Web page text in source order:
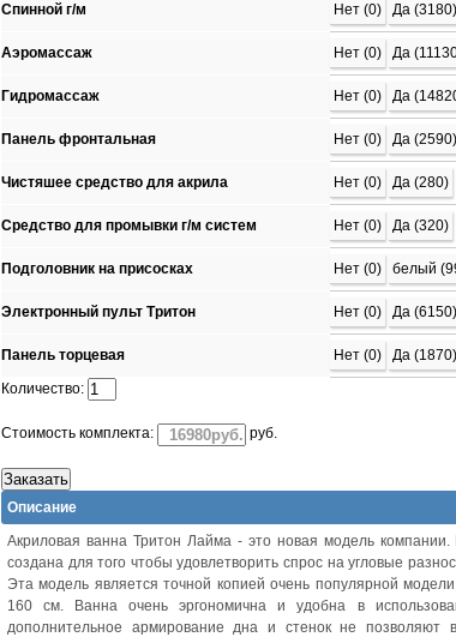
Спинной г/м Нет (0) Да (3180)
Аэромассаж Нет (0) Да
Гидромассаж Нет (0) Да
Панель фронтальная Нет (0) Да (2590)
Чистяшее средство для акрила Нет (0) Да (280)
Средство для промывки г/м систем Нет (0) Да (320)
Подголовник на присосках Нет (0) белый
Электронный пульт Тритон Нет (0) Да (6150)
Панель торцевая Нет (0)
Да (1870)
Количество:
Стоимость комплекта: руб.
Описание
Акриловая ванна Тритон Лайма - это новая модель
создана для того чтобы удовлетворить спрос на угловые
Эта модель является точной копией очень популярной
160 см. Ванна очень эргономична и удобна в
дополнительное армирование дна и стенок не позволяют